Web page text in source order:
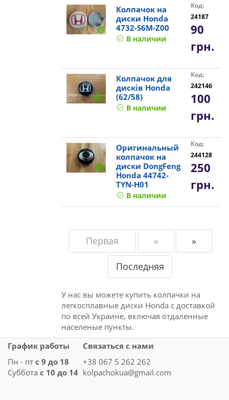
Колпачок на
диски Honda
4732-S6M-Z00
В наличии
Код:
24187
90
грн.
Колпачок для
дисків Honda
(62/58)
В наличии
Код:
242146
100
грн.
Оригинальный
колпачок на
диски DongFeng
Honda 44742-
TYN-H01
В наличии
Код:
244128
250
грн.
Первая « »
Последняя
У нас вы можете купить колпачки на
легкосплавные диски Honda с доставкой
по всей Украине, включая отдаленные
населеные пункты.
График работы
Пн - пт с 9 до 18
Суббота с 10 до 14
Связаться с нами
+38 067 5 262 262
kolpachokua@gmail.com